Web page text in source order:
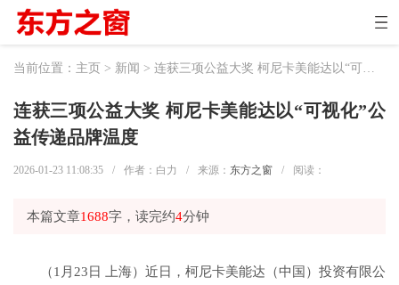
当前位置： 主页 > 新闻 > 连获三项公益大奖 柯尼卡美能达以“可视化”公益传递品牌温度
连获三项公益大奖 柯尼卡美能达以“可视化”公
益传递品牌温度
2026-01-23 11:08:35 / 作者：白力 / 来源： 东方之窗 / 阅读：
本篇文章1688字，读完约4分钟
（1月23日 上海）近日，柯尼卡美能达（中国）投资有限公